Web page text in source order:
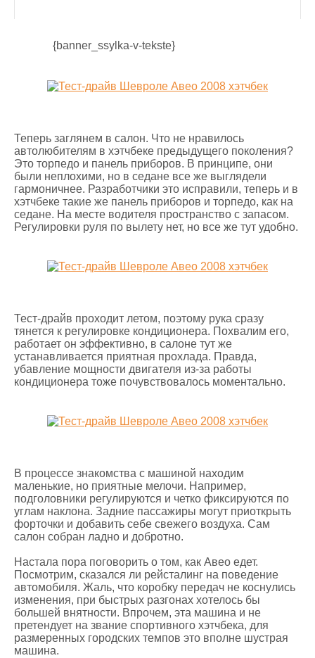
{banner_ssylka-v-tekste}
Теперь заглянем в салон. Что не нравилось
автолюбителям в хэтчбеке предыдущего поколения?
Это торпедо и панель приборов. В принципе, они
были неплохими, но в седане все же выглядели
гармоничнее. Разработчики это исправили, теперь и в
хэтчбеке такие же панель приборов и торпедо, как на
седане. На месте водителя пространство с запасом.
Регулировки руля по вылету нет, но все же тут удобно.
Тест-драйв проходит летом, поэтому рука сразу
тянется к регулировке кондиционера. Похвалим его,
работает он эффективно, в салоне тут же
устанавливается приятная прохлада. Правда,
убавление мощности двигателя из-за работы
кондиционера тоже почувствовалось моментально.
В процессе знакомства с машиной находим
маленькие, но приятные мелочи. Например,
подголовники регулируются и четко фиксируются по
углам наклона. Задние пассажиры могут приоткрыть
форточки и добавить себе свежего воздуха. Сам
салон собран ладно и добротно.
Настала пора поговорить о том, как Авео едет.
Посмотрим, сказался ли рейсталинг на поведение
автомобиля. Жаль, что коробку передач не коснулись
изменения, при быстрых разгонах хотелось бы
большей внятности. Впрочем, эта машина и не
претендует на звание спортивного хэтчбека, для
размеренных городских темпов это вполне шустрая
машина.